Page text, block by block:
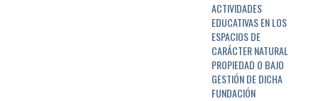
ACTIVIDADES
EDUCATIVAS EN LOS
ESPACIOS DE
CARÁCTER NATURAL
PROPIEDAD O BAJO
GESTIÓN DE DICHA
FUNDACIÓN